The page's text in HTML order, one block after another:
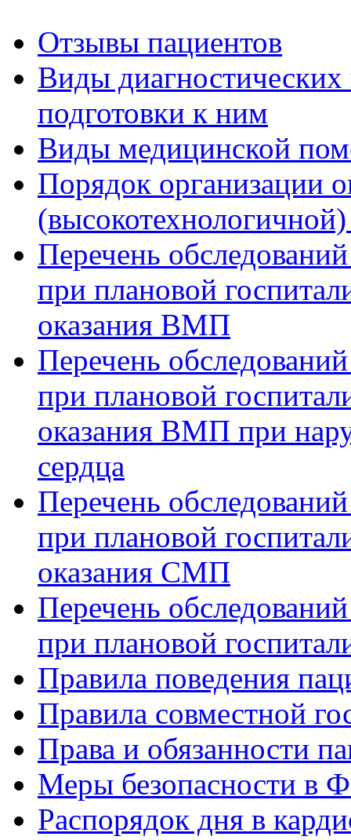
Отзывы пациентов
Виды диагностических
подготовки к ним
Виды медицинской
Порядок организации
Перечень
при плановой
оказания ВМП
Перечень
при плановой
оказания ВМП при
сердца
Перечень
при плановой
оказания СМП
Перечень
при плановой
Правила поведения
Правила совместной
Права и обязанности
Меры безопасности в
Распорядок дня в